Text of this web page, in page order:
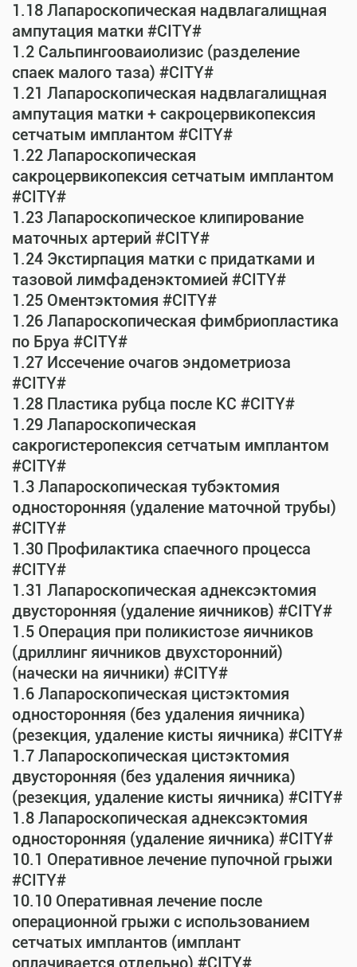
1.18 Лапароскопическая надвлагалищная
ампутация матки #CITY#
1.2 Сальпингооваиолизис (разделение
спаек малого таза) #CITY#
1.21 Лапароскопическая надвлагалищная
ампутация матки + сакроцервикопексия
сетчатым имплантом #CITY#
1.22 Лапароскопическая
сакроцервикопексия сетчатым имплантом
#CITY#
1.23 Лапароскопическое клипирование
маточных артерий #CITY#
1.24 Экстирпация матки с придатками и
тазовой лимфаденэктомией #CITY#
1.25 Оментэктомия #CITY#
1.26 Лапароскопическая фимбриопластика
по Бруа #CITY#
1.27 Иссечение очагов эндометриоза
#CITY#
1.28 Пластика рубца после КС #CITY#
1.29 Лапароскопическая
сакрогистеропексия сетчатым имплантом
#CITY#
1.3 Лапароскопическая тубэктомия
односторонняя (удаление маточной трубы)
#CITY#
1.30 Профилактика спаечного процесса
#CITY#
1.31 Лапароскопическая аднексэктомия
двусторонняя (удаление яичников) #CITY#
1.5 Операция при поликистозе яичников
(дриллинг яичников двухсторонний)
(начески на яичники) #CITY#
1.6 Лапароскопическая цистэктомия
односторонняя (без удаления яичника)
(резекция, удаление кисты яичника) #CITY#
1.7 Лапароскопическая цистэктомия
двусторонняя (без удаления яичника)
(резекция, удаление кисты яичника) #CITY#
1.8 Лапароскопическая аднексэктомия
односторонняя (удаление яичника) #CITY#
10.1 Оперативное лечение пупочной грыжи
#CITY#
10.10 Оперативная лечение после
операционной грыжи с использованием
сетчатых имплантов (имплант
оплачивается отдельно) #CITY#